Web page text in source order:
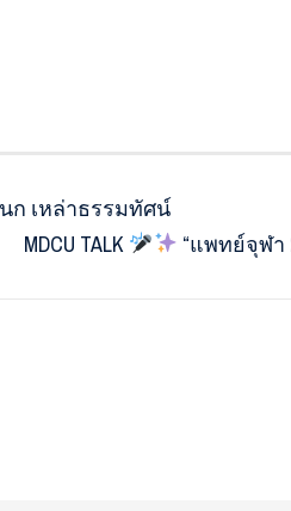
ก เหล่าธรรมทัศน์
MDCU TALK
“แพทย์จุฬา